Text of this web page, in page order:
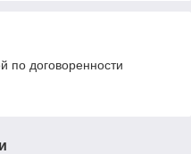
по договоренности